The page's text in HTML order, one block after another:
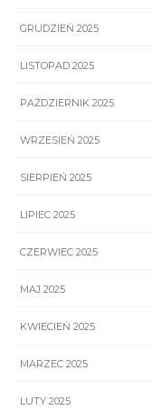
GRUDZIEŃ 2025
LISTOPAD 2025
PAŹDZIERNIK 2025
WRZESIEŃ 2025
SIERPIEŃ 2025
LIPIEC 2025
CZERWIEC 2025
MAJ 2025
KWIECIEŃ 2025
MARZEC 2025
LUTY 2025